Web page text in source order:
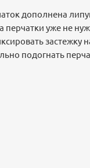
дополнена
перчатки уже не
застежку
подогнать